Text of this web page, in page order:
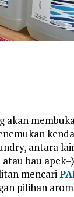
akan
antara
bau
mencari
pilihan